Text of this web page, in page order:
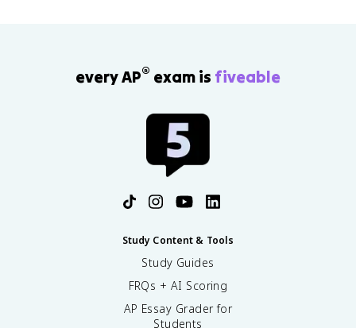
every AP® exam is fiveable
Study Content & Tools
Study Guides
FRQs + AI Scoring
AP Essay Grader for
Students